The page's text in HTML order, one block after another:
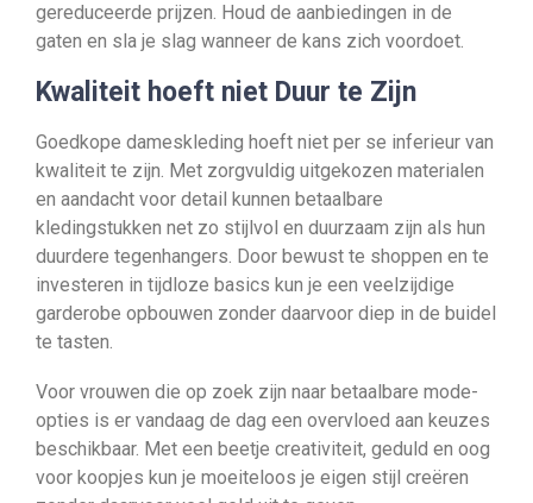
gereduceerde prijzen. Houd de aanbiedingen in de
gaten en sla je slag wanneer de kans zich voordoet.
Kwaliteit hoeft niet Duur te Zijn
Goedkope dameskleding hoeft niet per se inferieur van
kwaliteit te zijn. Met zorgvuldig uitgekozen materialen
en aandacht voor detail kunnen betaalbare
kledingstukken net zo stijlvol en duurzaam zijn als hun
duurdere tegenhangers. Door bewust te shoppen en te
investeren in tijdloze basics kun je een veelzijdige
garderobe opbouwen zonder daarvoor diep in de buidel
te tasten.
Voor vrouwen die op zoek zijn naar betaalbare mode-
opties is er vandaag de dag een overvloed aan keuzes
beschikbaar. Met een beetje creativiteit, geduld en oog
voor koopjes kun je moeiteloos je eigen stijl creëren